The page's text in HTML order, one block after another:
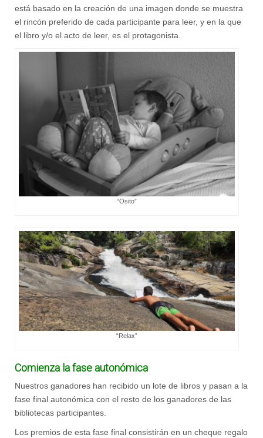
está basado en la creación de una imagen donde se muestra
el rincón preferido de cada participante para leer, y en la que
el libro y/o el acto de leer, es el protagonista.
“Osito”
“Relax”
Comienza la fase autonómica
Nuestros ganadores han recibido un lote de libros y pasan a la
fase final autonómica con el resto de los ganadores de las
bibliotecas participantes.
Los premios de esta fase final consistirán en un cheque regalo